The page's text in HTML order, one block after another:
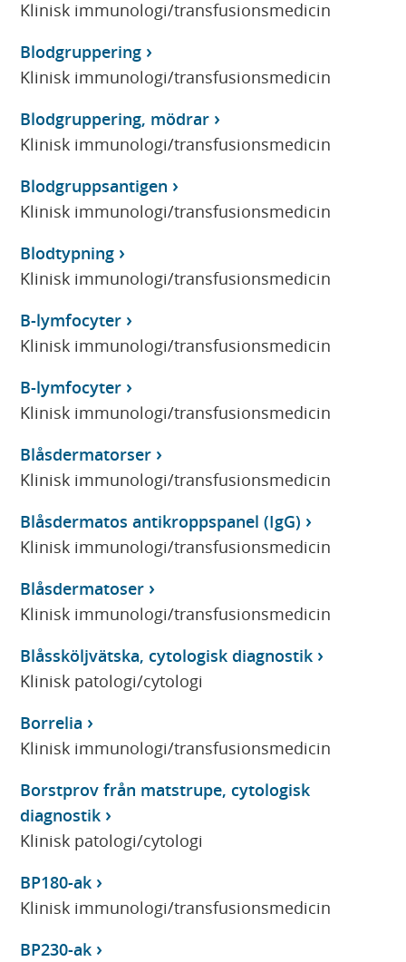
Klinisk immunologi/transfusionsmedicin
Blodgruppering
Klinisk immunologi/transfusionsmedicin
Blodgruppering, mödrar
Klinisk immunologi/transfusionsmedicin
Blodgruppsantigen
Klinisk immunologi/transfusionsmedicin
Blodtypning
Klinisk immunologi/transfusionsmedicin
B-lymfocyter
Klinisk immunologi/transfusionsmedicin
B-lymfocyter
Klinisk immunologi/transfusionsmedicin
Blåsdermatorser
Klinisk immunologi/transfusionsmedicin
Blåsdermatos antikroppspanel (IgG)
Klinisk immunologi/transfusionsmedicin
Blåsdermatoser
Klinisk immunologi/transfusionsmedicin
Blåssköljvätska, cytologisk diagnostik
Klinisk patologi/cytologi
Borrelia
Klinisk immunologi/transfusionsmedicin
Borstprov från matstrupe, cytologisk
diagnostik
Klinisk patologi/cytologi
BP180-ak
Klinisk immunologi/transfusionsmedicin
BP230-ak